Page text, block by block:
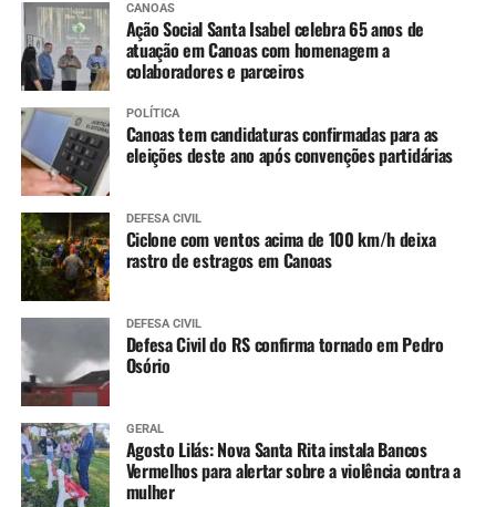
CANOAS
Ação Social Santa Isabel celebra 65 anos de
atuação em Canoas com homenagem a
colaboradores e parceiros
POLÍTICA
Canoas tem candidaturas confirmadas para as
eleições deste ano após convenções partidárias
DEFESA CIVIL
Ciclone com ventos acima de 100 km/h deixa
rastro de estragos em Canoas
DEFESA CIVIL
Defesa Civil do RS confirma tornado em Pedro
Osório
GERAL
Agosto Lilás: Nova Santa Rita instala Bancos
Vermelhos para alertar sobre a violência contra a
mulher